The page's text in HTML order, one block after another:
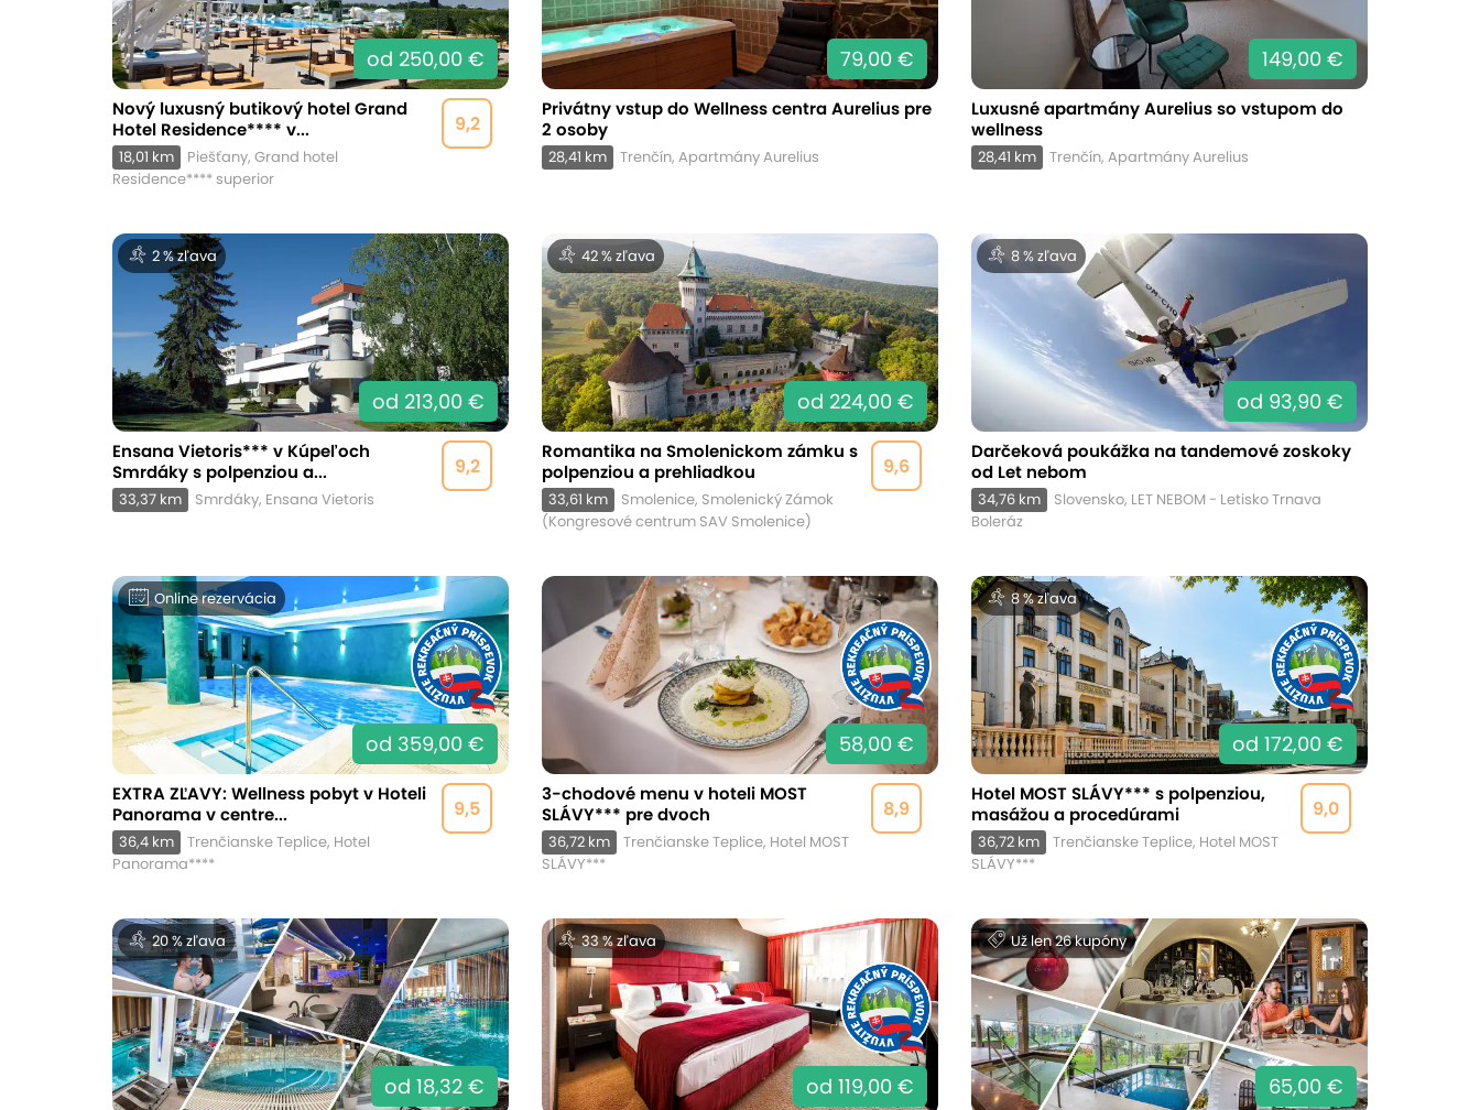
od 250,00 €
9,2
Nový luxusný butikový hotel Grand
Hotel Residence**** v...
18,01 km
Piešťany, Grand hotel
Residence**** superior
79,00 €
Privátny vstup do Wellness centra Aurelius pre
2 osoby
28,41 km Trenčín, Apartmány Aurelius
149,00 €
Luxusné apartmány Aurelius so vstupom do
wellness
28,41 km Trenčín, Apartmány Aurelius
2 % zľava
od 213,00 €
9,2
Ensana Vietoris*** v Kúpeľoch
Smrdáky s polpenziou a...
33,37 km Smrdáky, Ensana Vietoris
42 % zľava
od 224,00 €
9,6
Romantika na Smolenickom zámku s
polpenziou a prehliadkou
33,61 km
Smolenice, Smolenický Zámok
(Kongresové centrum SAV Smolenice)
8 % zľava
od 93,90 €
Darčeková poukážka na tandemové zoskoky
od Let nebom
34,76 km
Slovensko, LET NEBOM - Letisko Trnava
Boleráz
Online rezervácia
od 359,00 €
9,5
EXTRA ZĽAVY: Wellness pobyt v Hoteli
Panorama v centre...
36,4 km
Trenčianske Teplice, Hotel
Panorama****
58,00 €
8,9
3-chodové menu v hoteli MOST
SLÁVY*** pre dvoch
36,72 km
Trenčianske Teplice, Hotel MOST
SLÁVY***
8 % zľava
od 172,00 €
9,0
Hotel MOST SLÁVY*** s polpenziou,
masážou a procedúrami
36,72 km
Trenčianske Teplice, Hotel MOST
SLÁVY***
20 % zľava
od 18,32 €
33 % zľava
od 119,00 €
Už len 26 kupóny
65,00 €